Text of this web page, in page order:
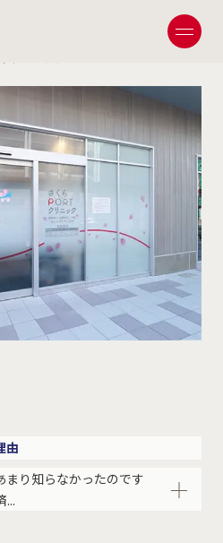
由
まり知らなかったのです
...